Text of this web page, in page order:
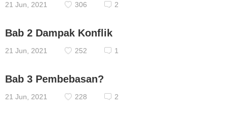
21 Jun, 2021 306 2
Bab 2 Dampak Konflik
21 Jun, 2021 252 1
Bab 3 Pembebasan?
21 Jun, 2021 228 2